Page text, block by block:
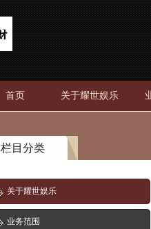
首页 关于耀世娱乐
栏目分类
关于耀世娱乐
业务范围